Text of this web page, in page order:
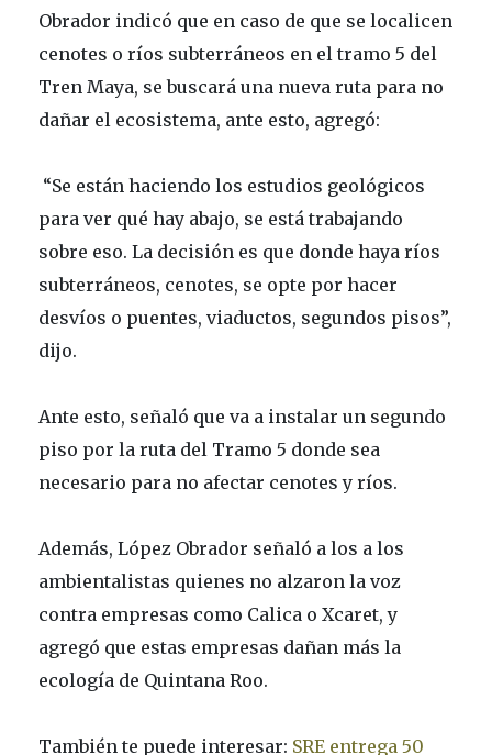
Obrador indicó que en caso de que se localicen
cenotes o ríos subterráneos en el tramo 5 del
Tren Maya, se buscará una nueva ruta para no
dañar el ecosistema, ante esto, agregó:
“Se están haciendo los estudios geológicos
para ver qué hay abajo, se está trabajando
sobre eso. La decisión es que donde haya ríos
subterráneos, cenotes, se opte por hacer
desvíos o puentes, viaductos, segundos pisos”,
dijo.
Ante esto, señaló que va a instalar un segundo
piso por la ruta del Tramo 5 donde sea
necesario para no afectar cenotes y ríos.
Además, López Obrador señaló a los a los
ambientalistas quienes no alzaron la voz
contra empresas como Calica o Xcaret, y
agregó que estas empresas dañan más la
ecología de Quintana Roo.
También te puede interesar: SRE entrega 50